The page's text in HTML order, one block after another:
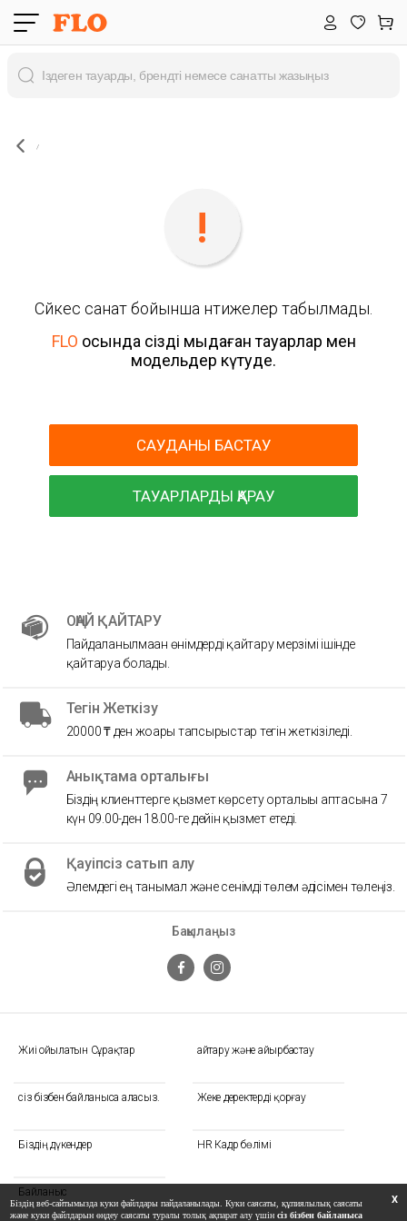
Сәйкес санат бойынша нәтижелер табылмады.
FLO осында сізді мыңдаған тауарлар мен
модельдер күтуде.
САУДАНЫ БАСТАУ
ТАУАРЛАРДЫ ҚАРАУ
Жиі Қойылатын Сұрақтар Қайтару және айырбастау
сіз бізбен байланыса аласыз. Жеке деректерді қорғау
Біздің дүкендер HR Кадр бөлімі
Байланыс
Бақылаңыз
ОҢАЙ ҚАЙТАРУ
Пайдаланылмаған өнімдерді қайтару мерзімі ішінде
қайтаруға болады.
Тегін Жеткізу
20000 ₸ ден жоғары тапсырыстар тегін жеткізіледі.
Анықтама орталығы
Біздің клиенттерге қызмет көрсету орталығы аптасына 7
күн 09.00-ден 18.00-ге дейін қызмет етеді.
Қауіпсіз сатып алу
Әлемдегі ең танымал және сенімді төлем әдісімен төлеңіз.
X
Біздің веб-сайтымызда куки файлдары пайдаланылады. Куки саясаты, құпиялылық саясаты
және куки файлдарын өңдеу саясаты туралы толық ақпарат алу үшін сіз бізбен байланыса